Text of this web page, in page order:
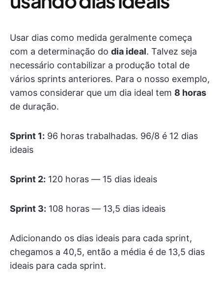
Usar dias como medida geralmente começa
com a determinação do dia ideal. Talvez seja
necessário contabilizar a produção total de
vários sprints anteriores. Para o nosso exemplo,
vamos considerar que um dia ideal tem 8 horas
de duração.
Sprint 1: 96 horas trabalhadas. 96/8 é 12 dias
ideais
Sprint 2: 120 horas — 15 dias ideais
Sprint 3: 108 horas — 13,5 dias ideais
Adicionando os dias ideais para cada sprint,
chegamos a 40,5, então a média é de 13,5 dias
ideais para cada sprint.